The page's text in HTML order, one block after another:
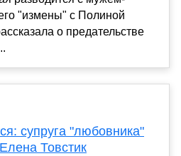
"измены" с Полиной
о предательстве
супруга "любовника"
Товстик